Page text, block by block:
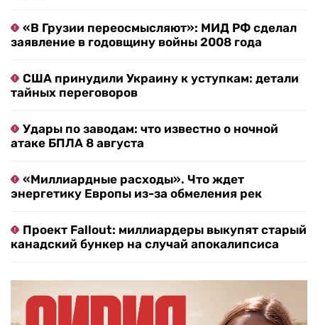
«В Грузии переосмысляют»: МИД РФ сделал
заявление в годовщину войны 2008 года
США принудили Украину к уступкам: детали
тайных переговоров
Удары по заводам: что известно о ночной
атаке БПЛА 8 августа
«Миллиардные расходы». Что ждет
энергетику Европы из-за обмеления рек
Проект Fallout: миллиардеры выкупят старый
канадский бункер на случай апокалипсиса